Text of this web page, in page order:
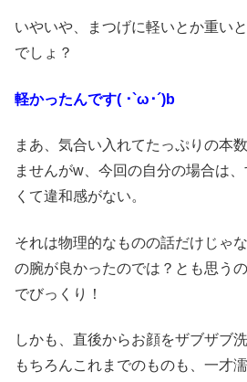
いやいや、まつげに軽いとか重い
でしょ？
軽かったんです( ･`ω･´)b
まあ、気合い入れてたっぷりの本
ませんがw、今回の自分の場合は
くて違和感がない。
それは物理的なものの話だけじゃ
の腕が良かったのでは？とも思う
でびっくり！
しかも、直後からお顔をザブザブ
もちろんこれまでのものも、一才